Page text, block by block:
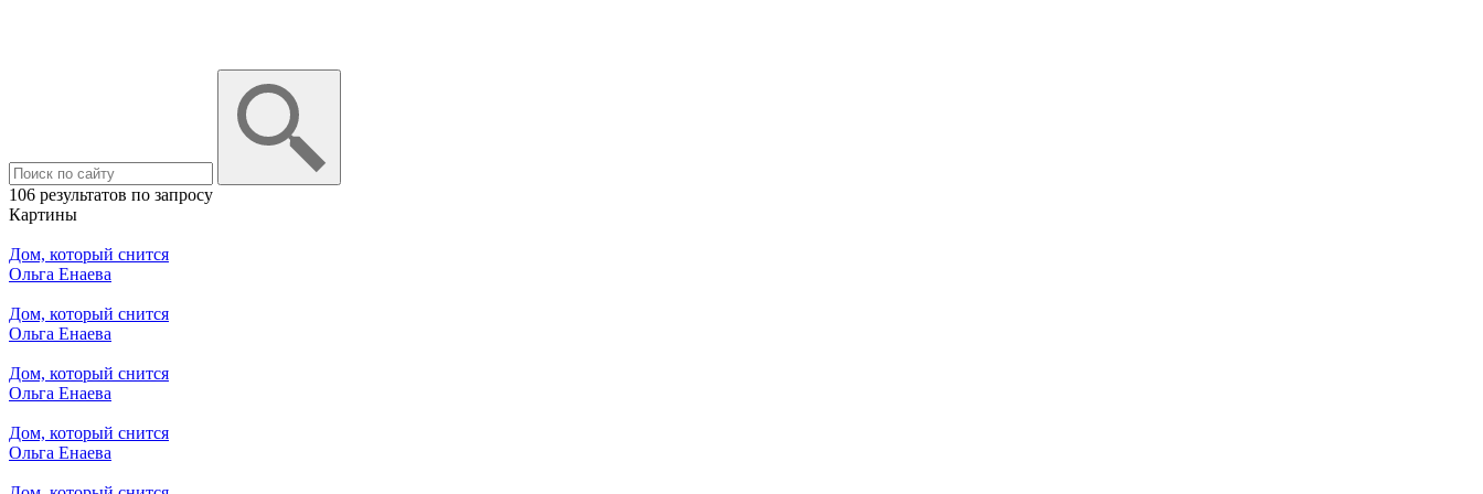
106 результатов по запросу
Картины
Дом, который снится
Ольга Енаева
Дом, который снится
Ольга Енаева
Дом, который снится
Ольга Енаева
Дом, который снится
Ольга Енаева